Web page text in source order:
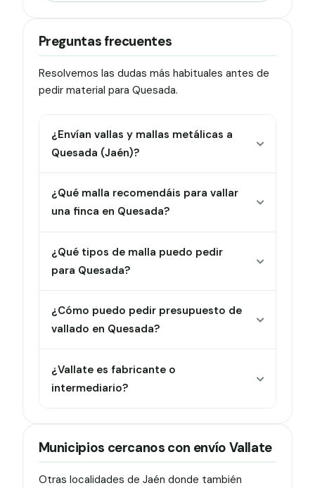
Preguntas frecuentes
Resolvemos las dudas más habituales antes de
pedir material para Quesada.
¿Envían vallas y mallas metálicas a
Quesada (Jaén)?
¿Qué malla recomendáis para vallar
una finca en Quesada?
¿Qué tipos de malla puedo pedir
para Quesada?
¿Cómo puedo pedir presupuesto de
vallado en Quesada?
¿Vallate es fabricante o
intermediario?
Municipios cercanos con envío Vallate
Otras localidades de Jaén donde también